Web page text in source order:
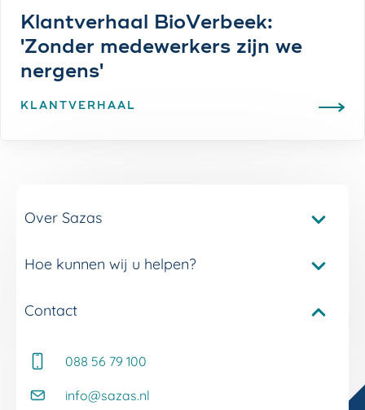
Klantverhaal BioVerbeek:
'Zonder medewerkers zijn we
nergens'
KLANTVERHAAL
Over Sazas
Pakketvergelijker Sazas
Onze verzuimdiensten
Onze klantverhalen
Werken bij Sazas
Hoe kunnen wij u helpen?
Service en contact
Whitepapers
Kennisbank
Contact
088 56 79 100
info@sazas.nl